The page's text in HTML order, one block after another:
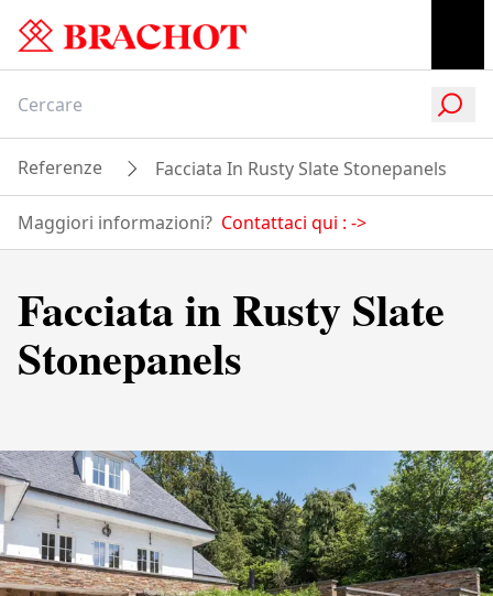
Referenze Facciata In Rusty Slate Stonepanels
Maggiori informazioni? Contattaci qui : ->
Facciata in Rusty Slate
Stonepanels